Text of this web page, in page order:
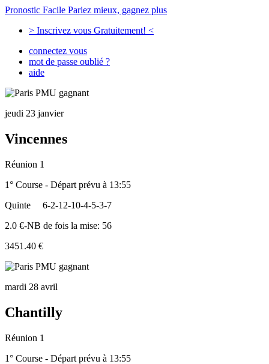
Pronostic Facile Pariez mieux, gagnez plus
> Inscrivez vous Gratuitement! <
connectez vous
mot de passe oublié ?
aide
jeudi 23 janvier
Vincennes
Réunion 1
1° Course - Départ prévu à 13:55
Quinte
6-2-12-10-4-5-3-7
2.0 €-NB de fois la mise: 56
3451.40 €
mardi 28 avril
Chantilly
Réunion 1
1° Course - Départ prévu à 13:55